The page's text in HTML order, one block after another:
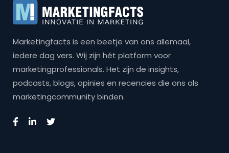
Marketingfacts is een beetje van ons allemaal,
iedere dag vers. Wij zijn hét platform voor
marketingprofessionals. Het zijn de insights,
podcasts, blogs, opinies en recencies die ons als
marketingcommunity binden.